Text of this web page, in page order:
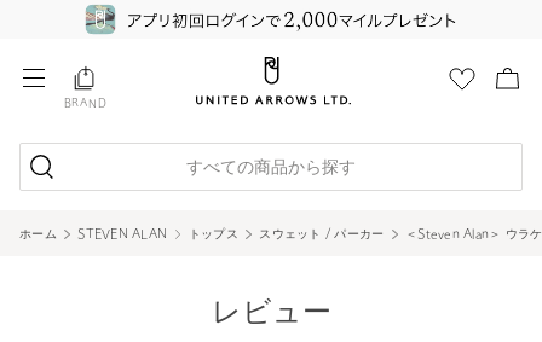
BRAND
すべての商品から探す
ホーム STEVEN ALAN トップス スウェット / パーカー ＜Steven Alan＞ ウラ
レビュー